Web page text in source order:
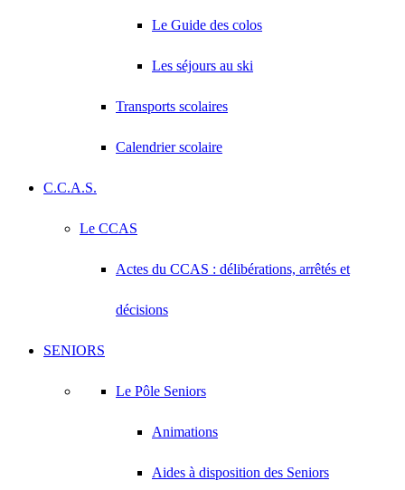
Le Guide des colos
Les séjours au ski
Transports scolaires
Calendrier scolaire
C.C.A.S.
Le CCAS
Actes du CCAS : délibérations, arrêtés et
décisions
SENIORS
Le Pôle Seniors
Animations
Aides à disposition des Seniors